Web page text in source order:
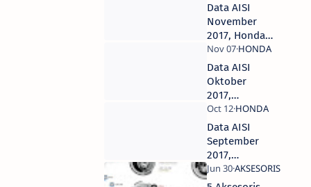
Data AISI
November
2017, Honda
BeAT Rajai
Penjualan
Motor Tanah
Air
Data AISI
Oktober
2017,
Kawasaki
Ninja 250
Unggul atas
Honda
CBR250RR
Data AISI
September
2017,
Penjulan
Kawasaki